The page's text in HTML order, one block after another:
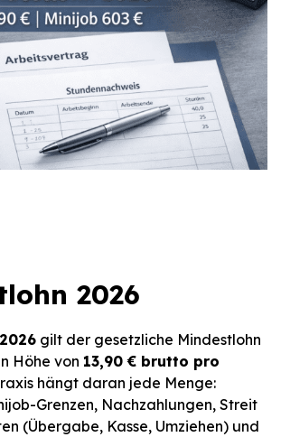
2026
gilt der gesetzliche Mindestlohn
Höhe von 13,90 € brutto pro
hängt daran jede Menge:
Grenzen, Nachzahlungen, Streit
(Übergabe, Kasse, Umziehen) und